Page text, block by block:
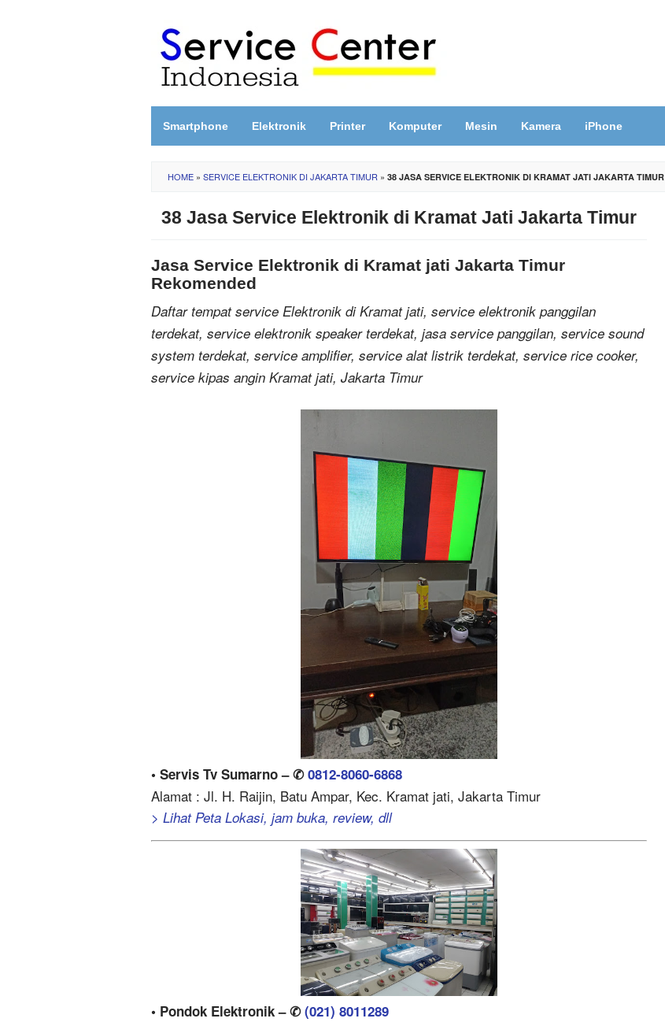
content
Smartphone Elektronik Printer Komputer Mesin Kamera iPhone
HOME » SERVICE ELEKTRONIK DI JAKARTA TIMUR » 38 JASA SERVICE ELEKTRONIK DI KRAMAT JATI JAKARTA TIMUR
38 Jasa Service Elektronik di Kramat Jati Jakarta Timur
Jasa Service Elektronik di Kramat jati Jakarta Timur
Rekomended
Daftar tempat service Elektronik di Kramat jati, service elektronik panggilan
terdekat, service elektronik speaker terdekat, jasa service panggilan, service sound
system terdekat, service amplifier, service alat listrik terdekat, service rice cooker,
service kipas angin Kramat jati, Jakarta Timur
• Servis Tv Sumarno – ✆0812-8060-6868
Alamat : Jl. H. Raijin, Batu Ampar, Kec. Kramat jati, Jakarta Timur
> Lihat Peta Lokasi, jam buka, review, dll
• Pondok Elektronik – ✆(021) 8011289